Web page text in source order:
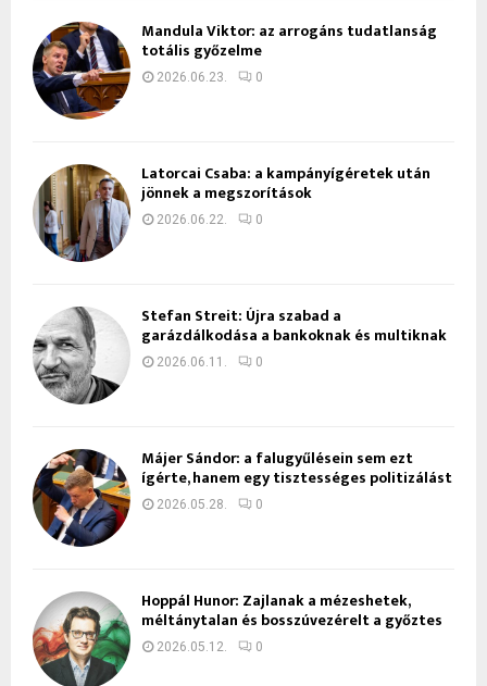
Mandula Viktor: az arrogáns tudatlanság
totális győzelme
2026.06.23. 0
Latorcai Csaba: a kampányígéretek után
jönnek a megszorítások
2026.06.22. 0
Stefan Streit: Újra szabad a
garázdálkodása a bankoknak és multiknak
2026.06.11. 0
Májer Sándor: a falugyűlésein sem ezt
ígérte, hanem egy tisztességes politizálást
2026.05.28. 0
Hoppál Hunor: Zajlanak a mézeshetek,
méltánytalan és bosszúvezérelt a győztes
2026.05.12. 0